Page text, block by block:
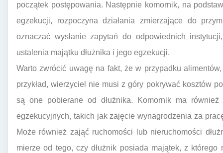
początek postępowania. Następnie komornik, na
egzekucji, rozpoczyna działania zmierzające do
oznaczać wysłanie zapytań do odpowiednich
ustalenia majątku dłużnika i jego egzekucji.
Warto zwrócić uwagę na fakt, że w przypadku
przykład, wierzyciel nie musi z góry pokrywać kosztów
są one pobierane od dłużnika. Komornik ma
egzekucyjnych, takich jak zajęcie wynagrodzenia za
Może również zająć ruchomości lub nieruchomości
mierze od tego, czy dłużnik posiada majątek, z